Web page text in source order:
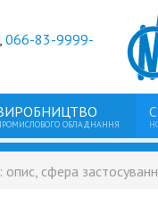
,066-83-9999-
ОБЛАДНАННЯ
сфера